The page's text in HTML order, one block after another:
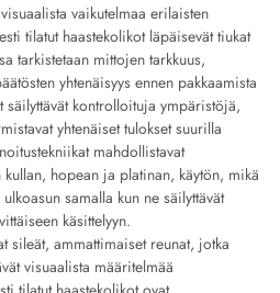
vaikutelmaa erilaisten
tilatut haastekolikot läpäisevät tiukat
tarkistetaan mittojen tarkkuus,
yhtenäisyys ennen pakkaamista
säilyttävät kontrolloituja ympäristöjä,
yhtenäiset tulokset suurilla
mahdollistavat
hopean ja platinan, käytön, mikä
samalla kun ne säilyttävät
käsittelyyn.
sileät, ammattimaiset reunat, jotka
visuaalista määritelmää